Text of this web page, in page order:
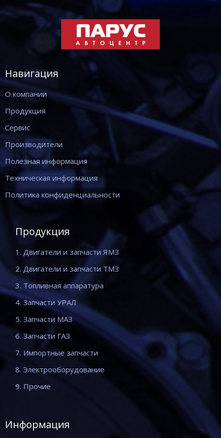
Навигация
О компании
Продукция
Сервис
Производители
Полезная информация
Техническая информация
Политика конфиденциальности
Продукция
1. Двигатели и запчасти ЯМЗ
2. Двигатели и запчасти ТМЗ
3. Топливная аппаратура
4. Запчасти УРАЛ
5. Запчасти МАЗ
6. Запчасти ГАЗ
7. Импортные запчасти
8. Электрооборудование
9. Прочие
Информация